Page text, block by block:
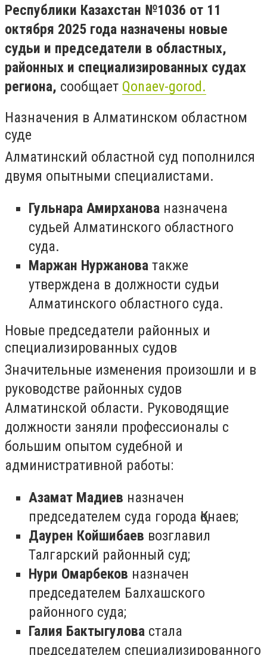
Республики Казахстан №1036 от 11
октября 2025 года назначены новые
судьи и председатели в областных,
районных и специализированных судах
региона, сообщает Qonaev-gorod.
Назначения в Алматинском областном
суде
Алматинский областной суд пополнился
двумя опытными специалистами.
Гульнара Амирханова назначена
судьей Алматинского областного
суда.
Маржан Нуржанова также
утверждена в должности судьи
Алматинского областного суда.
Новые председатели районных и
специализированных судов
Значительные изменения произошли и в
руководстве районных судов
Алматинской области. Руководящие
должности заняли профессионалы с
большим опытом судебной и
административной работы:
Азамат Мадиев назначен
председателем суда города Қонаев;
Даурен Койшибаев возглавил
Талгарский районный суд;
Нури Омарбеков назначен
председателем Балхашского
районного суда;
Галия Бактыгулова стала
председателем специализированного